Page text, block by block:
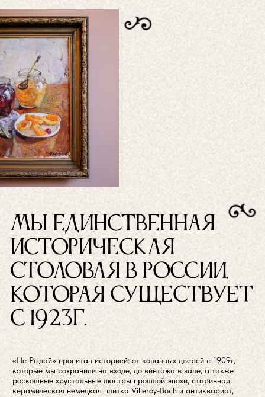
«Не Рыдай» пропитан историей: от кованных дверей с 1909г,
которые мы сохранили на входе, до винтажа в зале, а также
роскошные хрустальные люстры прошлой эпохи, старинная
керамическая немецкая плитка Villeroy-Boch и антиквариат,
которому более 100 лет.
В интерьере представлены картины художника Александра
Арефьева - где можно познакомиться с его творчеством.
Свидетели
эпохи: истории
живущие в
трапезной